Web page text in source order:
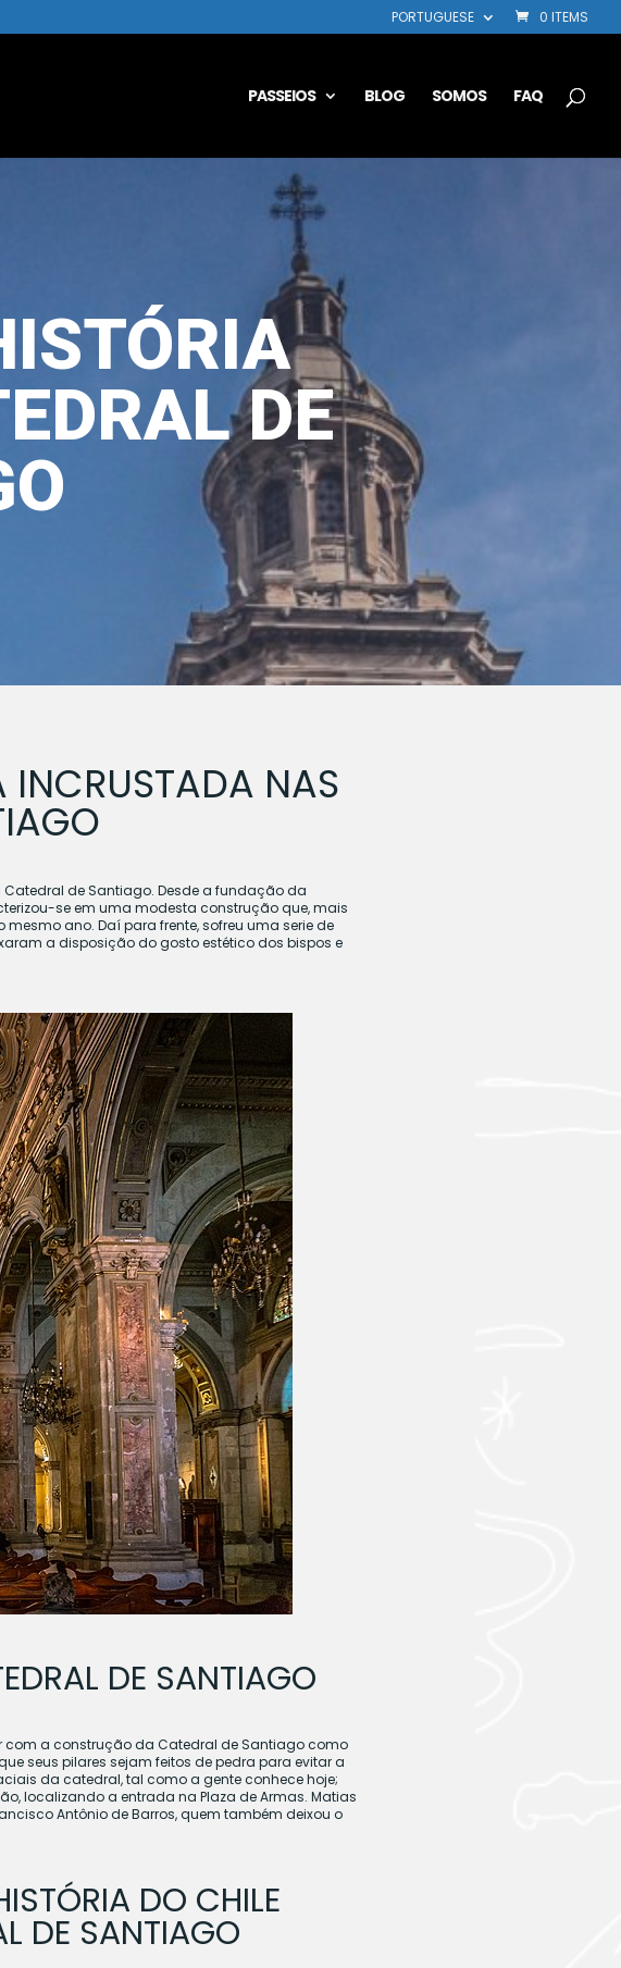
PORTUGUESE 0 ITEMS
PASSEIOS BLOG SOMOS FAQ
DE
INCRUSTADA NAS
de Santiago. Desde a fundação da
se em uma modesta construção que, mais
ano. Daí para frente, sofreu uma serie de
a disposição do gosto estético dos bispos e
DE SANTIAGO
com a construção da Catedral de Santiago como
seus pilares sejam feitos de pedra para evitar a
da catedral, tal como a gente conhece hoje;
localizando a entrada na Plaza de Armas. Matias
Antônio de Barros, quem também deixou o
DO CHILE
DE SANTIAGO